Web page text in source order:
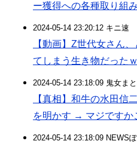
ー獲得への各種取り組
2024-05-14 23:20:12 キニ速
【動画】Z世代女さん
てしまう生き物だった
2024-05-14 23:18:09 鬼女ま
【真相】和牛の水田信
を明かす → マジですか
2024-05-14 23:18:09 NEWS